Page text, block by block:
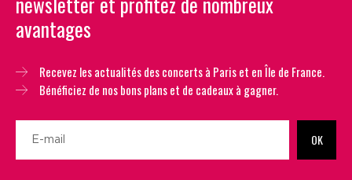
avantages
Recevez les actualités des concerts à Paris et en Île de France.
Bénéficiez de nos bons plans et de cadeaux à gagner.
OK